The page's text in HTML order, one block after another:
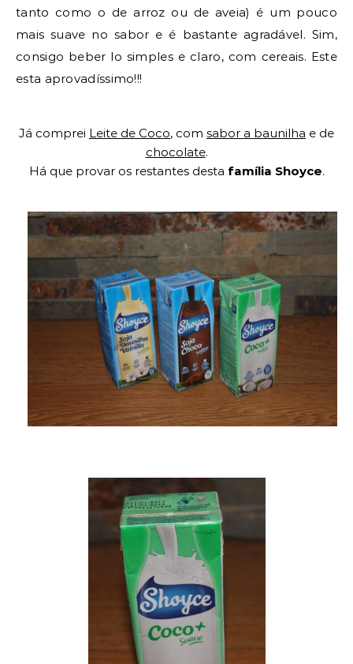
tanto como o de arroz ou de aveia) é um pouco
mais suave no sabor e é bastante agradável. Sim,
consigo beber lo simples e claro, com cereais. Este
esta aprovadíssimo!!!
Já comprei Leite de Coco, com sabor a baunilha e de
chocolate.
Há que provar os restantes desta família Shoyce.